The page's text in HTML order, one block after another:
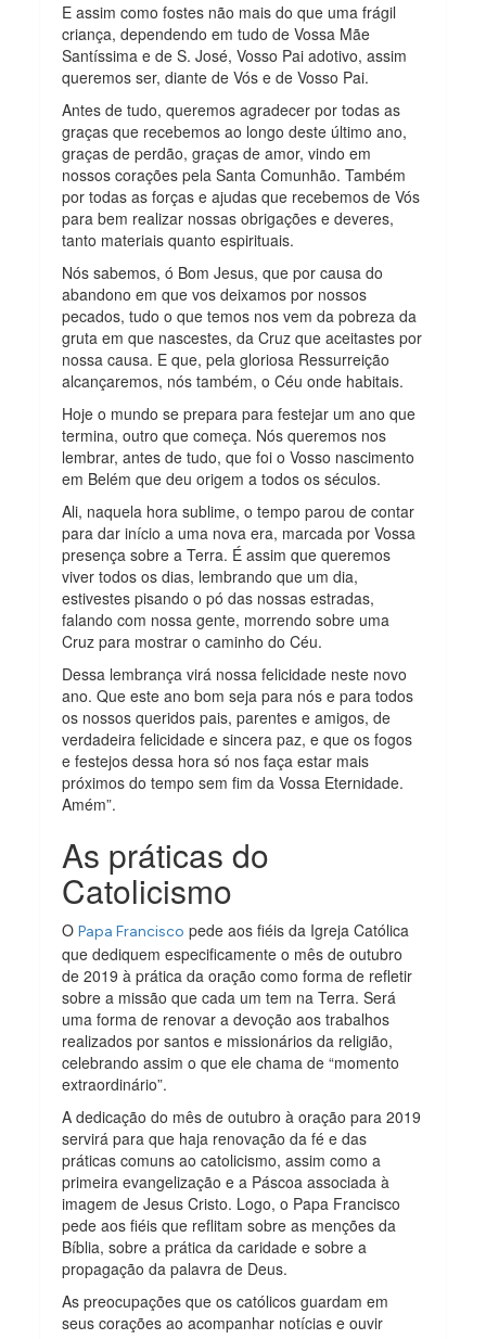
E assim como fostes não mais do que uma frágil
criança, dependendo em tudo de Vossa Mãe
Santíssima e de S. José, Vosso Pai adotivo, assim
queremos ser, diante de Vós e de Vosso Pai.
Antes de tudo, queremos agradecer por todas as
graças que recebemos ao longo deste último ano,
graças de perdão, graças de amor, vindo em
nossos corações pela Santa Comunhão. Também
por todas as forças e ajudas que recebemos de Vós
para bem realizar nossas obrigações e deveres,
tanto materiais quanto espirituais.
Nós sabemos, ó Bom Jesus, que por causa do
abandono em que vos deixamos por nossos
pecados, tudo o que temos nos vem da pobreza da
gruta em que nascestes, da Cruz que aceitastes por
nossa causa. E que, pela gloriosa Ressurreição
alcançaremos, nós também, o Céu onde habitais.
Hoje o mundo se prepara para festejar um ano que
termina, outro que começa. Nós queremos nos
lembrar, antes de tudo, que foi o Vosso nascimento
em Belém que deu origem a todos os séculos.
Ali, naquela hora sublime, o tempo parou de contar
para dar início a uma nova era, marcada por Vossa
presença sobre a Terra. É assim que queremos
viver todos os dias, lembrando que um dia,
estivestes pisando o pó das nossas estradas,
falando com nossa gente, morrendo sobre uma
Cruz para mostrar o caminho do Céu.
Dessa lembrança virá nossa felicidade neste novo
ano. Que este ano bom seja para nós e para todos
os nossos queridos pais, parentes e amigos, de
verdadeira felicidade e sincera paz, e que os fogos
e festejos dessa hora só nos faça estar mais
próximos do tempo sem fim da Vossa Eternidade.
Amém”.
As práticas do
Catolicismo
OPapa Francisco pede aos fiéis da Igreja Católica
que dediquem especificamente o mês de outubro
de 2019 à prática da oração como forma de refletir
sobre a missão que cada um tem na Terra. Será
uma forma de renovar a devoção aos trabalhos
realizados por santos e missionários da religião,
celebrando assim o que ele chama de “momento
extraordinário”.
A dedicação do mês de outubro à oração para 2019
servirá para que haja renovação da fé e das
práticas comuns ao catolicismo, assim como a
primeira evangelização e a Páscoa associada à
imagem de Jesus Cristo. Logo, o Papa Francisco
pede aos fiéis que reflitam sobre as menções da
Bíblia, sobre a prática da caridade e sobre a
propagação da palavra de Deus.
As preocupações que os católicos guardam em
seus corações ao acompanhar notícias e ouvir